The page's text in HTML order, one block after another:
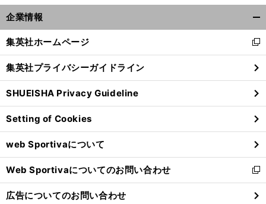
企業情報
閉
る
集英社ホームページ
新
し
い
ウ
ィ
ン
ド
ウ
で
開
く
集英社プライバシーガイドライン
SHUEISHA Privacy Guideline
Setting of Cookies
web Sportivaについて
Web Sportivaについてのお問い合わせ
新
し
い
広告についてのお問い合わせ